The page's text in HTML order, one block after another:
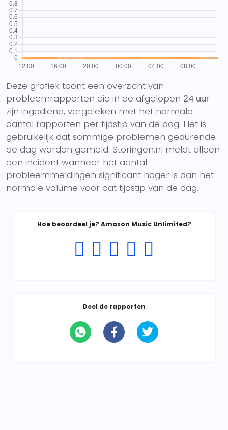
Deze grafiek toont een overzicht van
probleemrapporten die in de afgelopen 24 uur
zijn ingediend, vergeleken met het normale
aantal rapporten per tijdstip van de dag. Het is
gebruikelijk dat sommige problemen gedurende
de dag worden gemeld. Storingen.nl meldt alleen
een incident wanneer het aantal
probleemmeldingen significant hoger is dan het
normale volume voor dat tijdstip van de dag.
Hoe beoordeel je? Amazon Music Unlimited?
Deel de rapporten